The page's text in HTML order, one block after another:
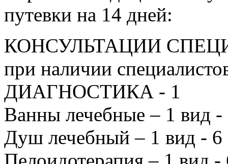
путевки на 14 дней:
КОНСУЛЬТАЦИИ
при наличии
ДИАГНОСТИКА - 1
Ванны лечебные – 1 вид
Душ лечебный – 1 вид - 6